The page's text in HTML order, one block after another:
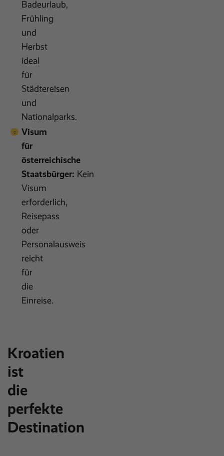
Badeurlaub,
Frühling
und
Herbst
ideal
für
Städtereisen
und
Nationalparks.
Visum
für
österreichische
Staatsbürger: Kein
Visum
erforderlich,
Reisepass
oder
Personalausweis
reicht
für
die
Einreise.
Kroatien
ist
die
perfekte
Destination